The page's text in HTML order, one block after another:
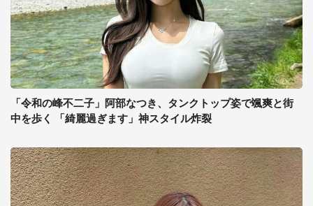
「令和の峰不二子」阿部なつき、タンクトップ姿で颯爽と街
中を歩く 「綺麗過ぎます」神スタイル炸裂